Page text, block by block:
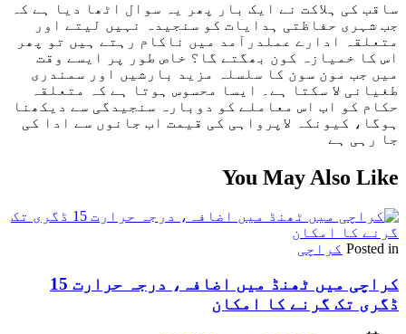
ساقب کی ہلاکت نے ایک بار پھر یہ سوال اٹھا دیا ہے کہ
جب شہری حفاظتی ہدایات کو سنجیدہ نہیں لیتے اور
متعلقہ ادارے عملدرآمد میں ناکام رہتے ہیں تو پھر
اس کا خمیازہ کون بھگتے گا؟ خاص طور پر ایسے وقت
میں جب مون سون کا سلسلہ مزید بارشیں اور سمندری
طغیانی لا سکتا ہے۔ ایسا محسوس ہوتا ہے کہ متعلقہ
حکام کو اب اس معاملے کو دوبارہ سنجیدگی سے دیکھنا
ہوگا، کیونکہ لاپرواہی کی قیمت اب جانوں سے ادا کی
جا رہی ہے
You May Also Like
Posted in کراچی
کراچی میں ٹھنڈ میں اضافہ، درجہ حرارت 15
ڈگری تک گرنے کا امکان